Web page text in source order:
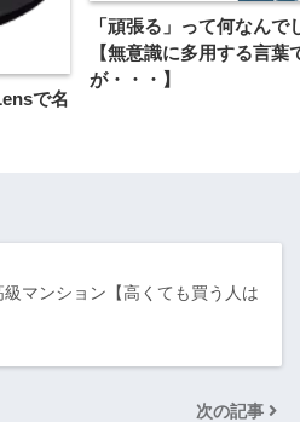
で名
「頑張る」って何なんで
【無意識に多用する言葉
が・・・】
マンション【高くても買う人は
次の記事